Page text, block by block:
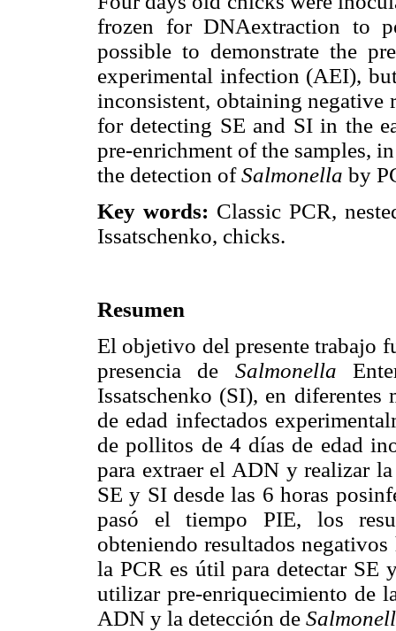
frozen for DNAextraction to
possible to demonstrate the
experimental infection (AEI),
inconsistent, obtaining
for detecting SE and SI in the
pre-enrichment of the samples,
the detection ofSalmonella by
Key words: Classic PCR,
Issatschenko, chicks.
Resumen
El objetivo del presente trabajo
presencia de Salmonella
Issatschenko (SI), en
de edad infectados
de pollitos de 4 días de edad
para extraer el ADN y realizar
SE y SI desde las 6 horas
pasó el tiempo PIE, los
obteniendo resultados
la PCR es útil para detectar SE
utilizar pre-enriquecimiento de
ADN y la detección de